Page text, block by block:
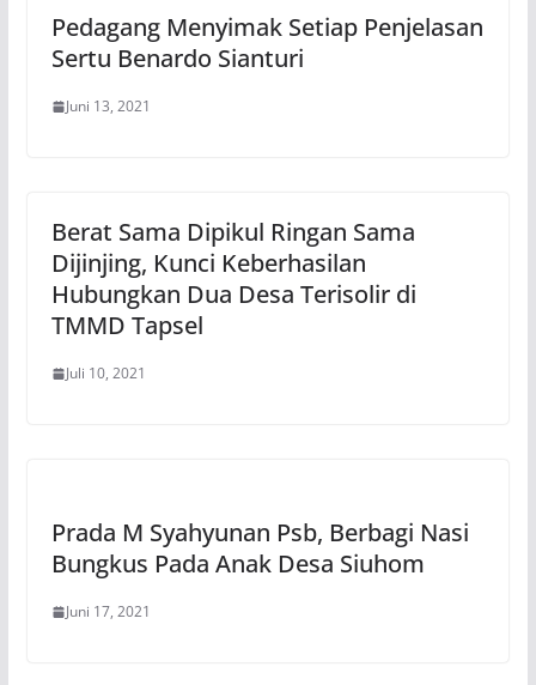
Pedagang Menyimak Setiap Penjelasan
Sertu Benardo Sianturi
Juni 13, 2021
Berat Sama Dipikul Ringan Sama
Dijinjing, Kunci Keberhasilan
Hubungkan Dua Desa Terisolir di
TMMD Tapsel
Juli 10, 2021
Prada M Syahyunan Psb, Berbagi Nasi
Bungkus Pada Anak Desa Siuhom
Juni 17, 2021